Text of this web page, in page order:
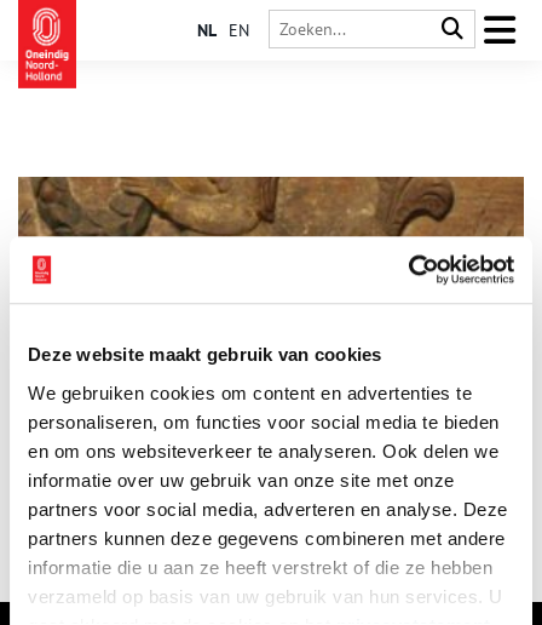
Deze website maakt gebruik van cookies
We gebruiken cookies om content en advertenties te
personaliseren, om functies voor social media te bieden
en om ons websiteverkeer te analyseren. Ook delen we
informatie over uw gebruik van onze site met onze
partners voor social media, adverteren en analyse. Deze
partners kunnen deze gegevens combineren met andere
informatie die u aan ze heeft verstrekt of die ze hebben
verzameld op basis van uw gebruik van hun services. U
NL EN
Op de puibalk van het achttiende-eeuwse huis Nieuwvaartje 8
in Edam zijn voorstellingen te zien van het ‘Purmer Zeewijf’. De
afbeeldingen zijn zowel in het hout gesneden als erop
geschilderd met bijbehorende teksten.